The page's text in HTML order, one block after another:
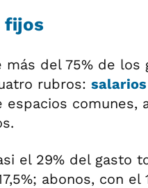
fijos
del 75% de los
rubros:
comunes,
el 29% del gasto
abonos, con el